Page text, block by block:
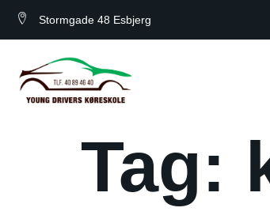
Stormgade 48 Esbjerg
Tag: